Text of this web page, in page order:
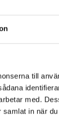
till
med.
in när
med